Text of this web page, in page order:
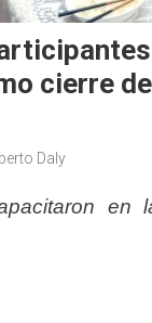
cierre
Daly
en